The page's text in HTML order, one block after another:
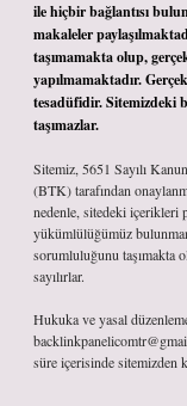
ile hiçbir bağlantısı
makaleler
taşımamakta olup,
yapılmamaktadır.
tesadüfidir. Sitemizdeki
taşımazlar.
Sitemiz, 5651 Sayılı
(BTK) tarafından
nedenle, sitedeki içerikleri
yükümlülüğümüz
sorumluluğunu taşımakta
sayılırlar.
Hukuka ve yasal
süre içerisinde sitemizden